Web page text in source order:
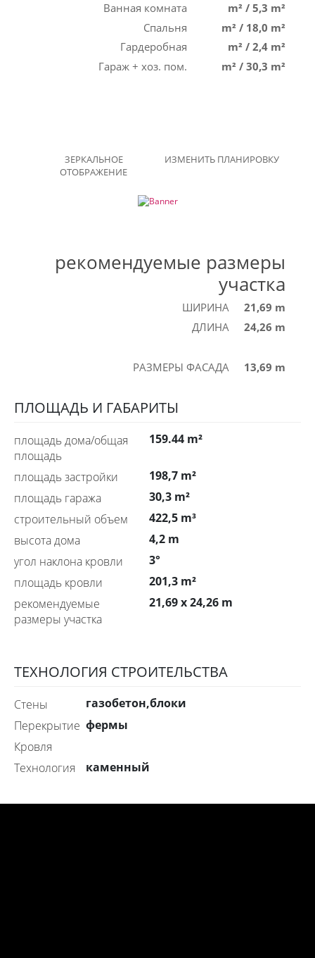
Ванная комната
m² / 5,3 m²
Спальня
m² / 18,0 m²
Гардеробная
m² / 2,4 m²
Гараж + хоз. пом.
m² / 30,3 m²
ЗЕРКАЛЬНОЕ
ОТОБРАЖЕНИЕ
ИЗМЕНИТЬ ПЛАНИРОВКУ
рекомендуемые размеры
участка
ШИРИНА
21,69 m
ДЛИНА
24,26 m
РАЗМЕРЫ ФАСАДА 13,69 m
ПЛОЩАДЬ И ГАБАРИТЫ
площадь дома/общая
площадь
159.44 m²
площадь застройки
198,7 m²
площадь гаража
30,3 m²
строительный объем
422,5 m³
высота дома
4,2 m
угол наклона кровли
3°
площадь кровли
201,3 m²
рекомендуемые
размеры участка
21,69 x 24,26 m
ТЕХНОЛОГИЯ СТРОИТЕЛЬСТВА
стены
газобетон,блоки
перекрытие фермы
Кровля
технология
каменный